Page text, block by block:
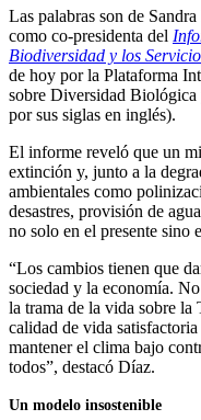
Las palabras son de
como co-presidenta del
Biodiversidad y los
de hoy por la Plataforma
sobre Diversidad Biológica
por sus siglas en inglés).
El informe reveló que un
extinción y, junto a la
ambientales como
desastres, provisión de
no solo en el presente sino
“Los cambios tienen que
sociedad y la economía.
la trama de la vida sobre la
calidad de vida
mantener el clima bajo
todos”, destacó Díaz.
Un modelo insostenible